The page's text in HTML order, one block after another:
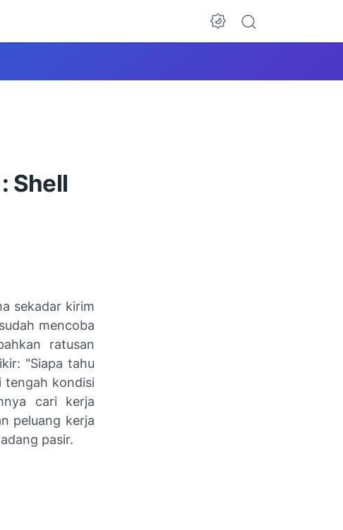
Shell
sekadar kirim
mencoba
ratusan
"Siapa tahu
tengah kondisi
cari kerja
peluang kerja
pasir.